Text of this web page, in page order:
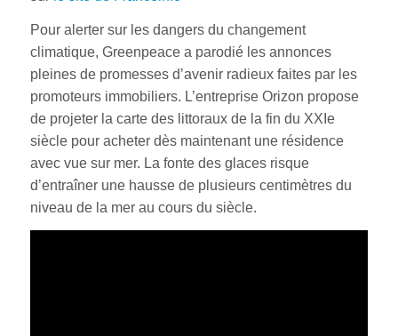
Pour alerter sur les dangers du changement
climatique, Greenpeace a parodié les annonces
pleines de promesses d’avenir radieux faites par les
promoteurs immobiliers. L’entreprise Orizon propose
de projeter la carte des littoraux de la fin du XXIe
siècle pour acheter dès maintenant une résidence
avec vue sur mer. La fonte des glaces risque
d’entraîner une hausse de plusieurs centimètres du
niveau de la mer au cours du siècle.